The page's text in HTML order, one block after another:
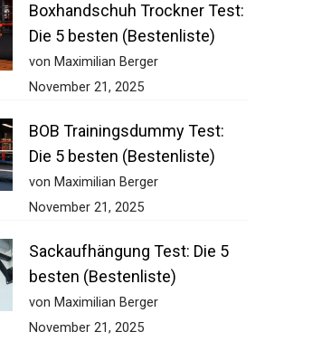
Boxhandschuh Trockner Test:
Die 5 besten (Bestenliste)
von Maximilian Berger
November 21, 2025
BOB Trainingsdummy Test:
Die 5 besten (Bestenliste)
von Maximilian Berger
November 21, 2025
Sackaufhängung Test: Die 5
besten (Bestenliste)
von Maximilian Berger
November 21, 2025